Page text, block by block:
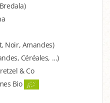
Noir, Amandes)
Céréales, ...)
& Co
Bio